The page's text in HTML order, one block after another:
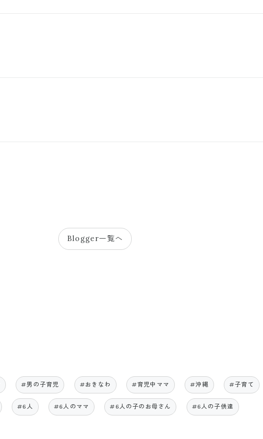
Blogger一覧へ
#男の子育児 #おきなわ #育児中ママ #沖縄 #子育て
#6人 #6人のママ #6人の子のお母さん #6人の子供達